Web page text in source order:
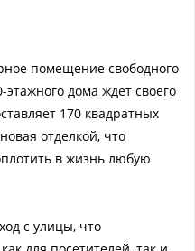
помещение свободного
дома ждет своего
170 квадратных
отделкой, что
в жизнь любую
с улицы, что